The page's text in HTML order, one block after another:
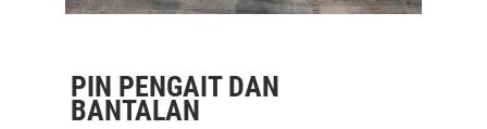
PIN PENGAIT DAN
BANTALAN